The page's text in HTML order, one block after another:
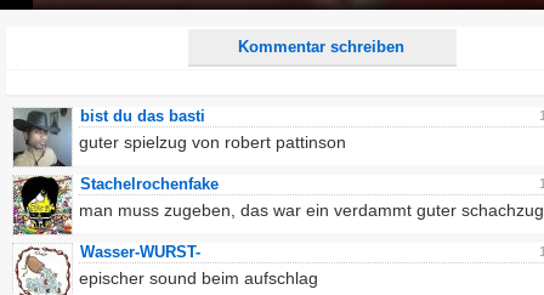
Kommentar schreiben
bist du das basti
guter spielzug von robert pattinson
Stachelrochenfake
man muss zugeben, das war ein verdammt guter schachzug
Wasser-WURST-
epischer sound beim aufschlag